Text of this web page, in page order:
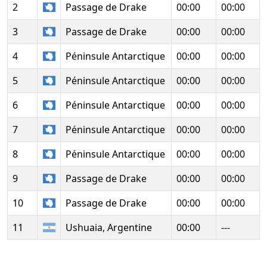
2
Passage de Drake 00:00
00:00
3
Passage de Drake 00:00
00:00
4
Péninsule Antarctique 00:00
00:00
5
Péninsule Antarctique 00:00
00:00
6
Péninsule Antarctique 00:00
00:00
7
Péninsule Antarctique 00:00
00:00
8
Péninsule Antarctique 00:00
00:00
9
Passage de Drake 00:00
00:00
10
Passage de Drake 00:00
00:00
11
Ushuaia, Argentine 00:00 ---